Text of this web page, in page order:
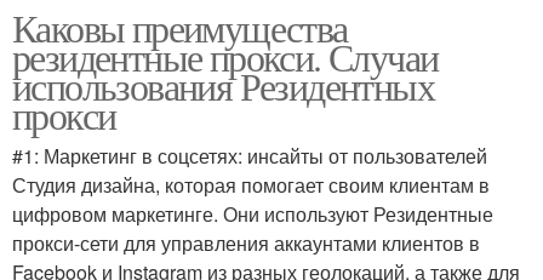
Каковы преимущества
резидентные прокси. Случаи
использования Резидентных
прокси
#1: Маркетинг в соцсетях: инсайты от пользователей
Студия дизайна, которая помогает своим клиентам в
цифровом маркетинге. Они используют Резидентные
прокси-сети для управления аккаунтами клиентов в
Facebook и Instagram из разных геолокаций, а также для